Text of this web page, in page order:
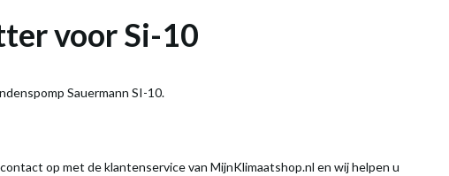
voor Si-10
Sauermann SI-10.
op met de klantenservice van MijnKlimaatshop.nl en wij helpen u